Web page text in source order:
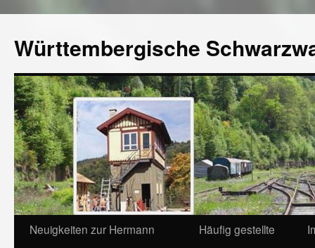
Württembergische
Neuigkeiten zur Hermann
Häufig gestellte